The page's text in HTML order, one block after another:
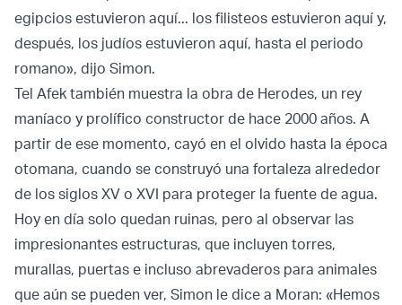
egipcios estuvieron aquí... los filisteos estuvieron aquí y,
después, los judíos estuvieron aquí, hasta el periodo
romano», dijo Simon.
Tel Afek también muestra la obra de Herodes, un rey
maníaco y prolífico constructor de hace 2000 años. A
partir de ese momento, cayó en el olvido hasta la época
otomana, cuando se construyó una fortaleza alrededor
de los siglos XV o XVI para proteger la fuente de agua.
Hoy en día solo quedan ruinas, pero al observar las
impresionantes estructuras, que incluyen torres,
murallas, puertas e incluso abrevaderos para animales
que aún se pueden ver, Simon le dice a Moran: «Hemos